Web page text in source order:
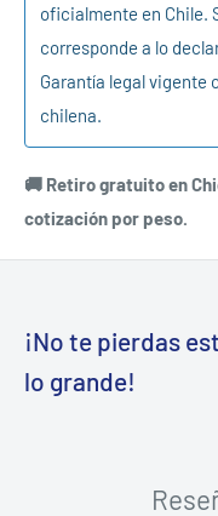
oficialmente en Chile.
corresponde a lo
Garantía legal vigente
chilena.
🚚 Retiro gratuito en
cotización por peso.
¡No te pierdas
lo grande!